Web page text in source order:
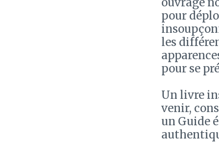
pour
les
pour se
Un livre
venir,
un Guide